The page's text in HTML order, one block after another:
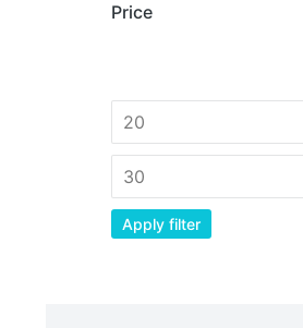
Price
Apply filter